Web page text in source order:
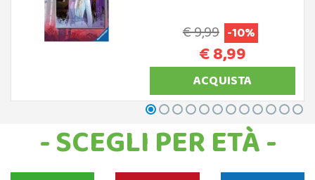
€ 9,99 -10%
€ 8,99
ACQUISTA
- SCEGLI PER ETÀ -